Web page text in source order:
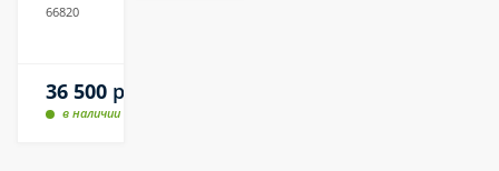
66820
36 500 руб.
в наличии